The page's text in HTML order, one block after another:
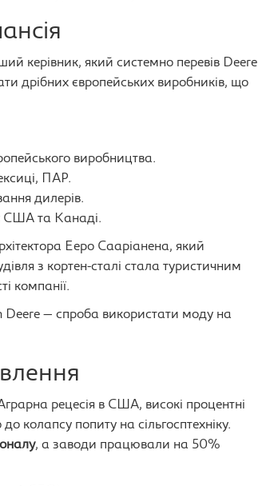
керівник, який системно перевів Deere
дрібних європейських виробників, що
виробництва.
ПАР.
дилерів.
США та Канаді.
Ееро Сааріанена, який
з кортен-сталі стала туристичним
компанії.
Deere — спроба використати моду на
рецесія в США, високі процентні
колапсу попиту на сільгосптехніку.
, а заводи працювали на 50%